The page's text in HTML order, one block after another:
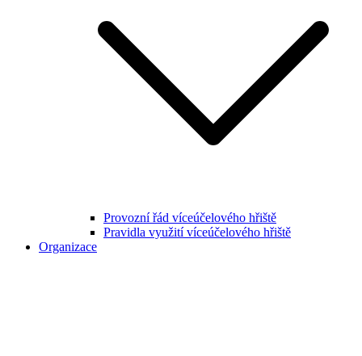
Provozní řád víceúčelového hřiště
Pravidla využití víceúčelového hřiště
Organizace